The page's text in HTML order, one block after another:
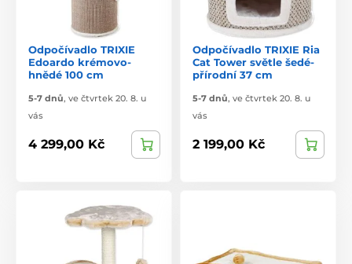
Odpočívadlo TRIXIE
Edoardo krémovo-
hnědé 100 cm
5-7 dnů, ve čtvrtek 20. 8. u
vás
4 299,00 Kč
Odpočívadlo TRIXIE Ria
Cat Tower světle šedé-
přírodní 37 cm
5-7 dnů, ve čtvrtek 20. 8. u
vás
2 199,00 Kč